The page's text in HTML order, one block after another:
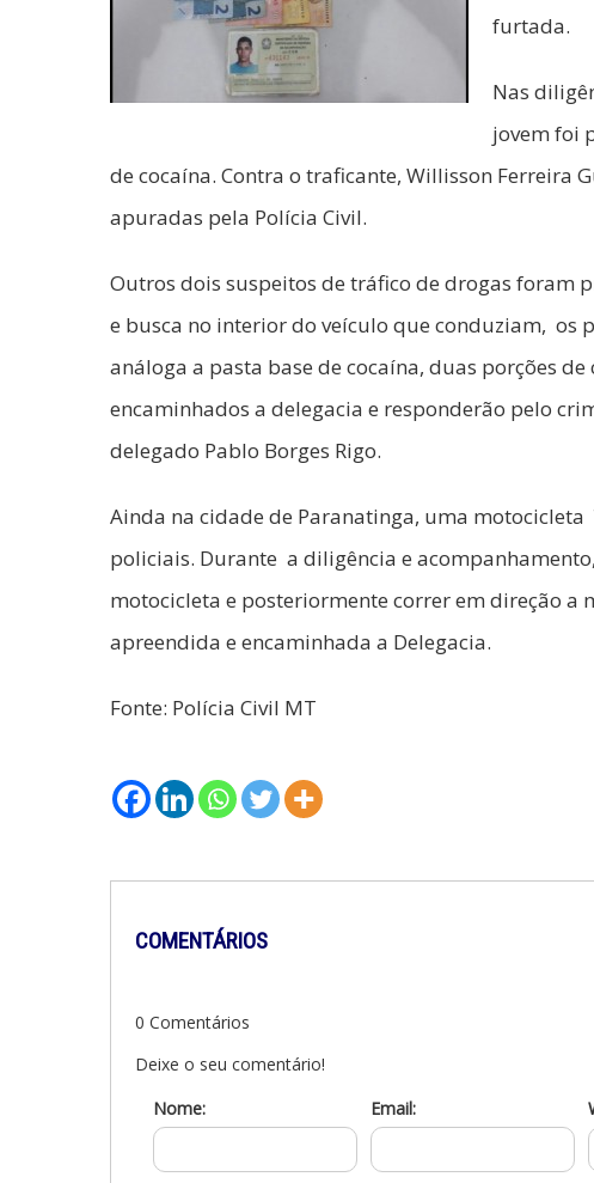
furtada.
Nas
jovem foi
de cocaína. Contra o traficante, Willisson Ferreira
apuradas pela Polícia Civil.
Outros dois suspeitos de tráfico de drogas foram
e busca no interior do veículo que conduziam,
análoga a pasta base de cocaína, duas porções
encaminhados a delegacia e responderão pelo
delegado Pablo Borges Rigo.
Ainda na cidade de Paranatinga, uma
policiais. Durante a diligência e
motocicleta e posteriormente correr em direção a
apreendida e encaminhada a Delegacia.
Fonte: Polícia Civil MT
COMENTÁRIOS
0 Comentários
Deixe o seu comentário!
Nome:
Email: